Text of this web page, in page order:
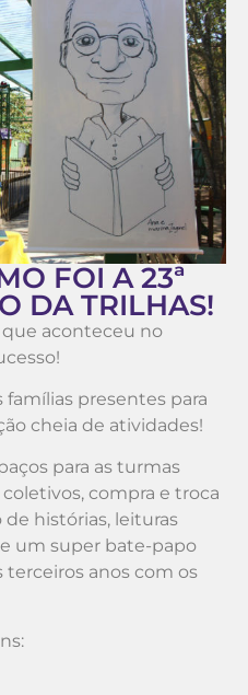
FOI A 23ª
DA TRILHAS!
que aconteceu no
presentes para
cheia de atividades!
para as turmas
compra e troca
histórias, leituras
um super bate-papo
terceiros anos com os